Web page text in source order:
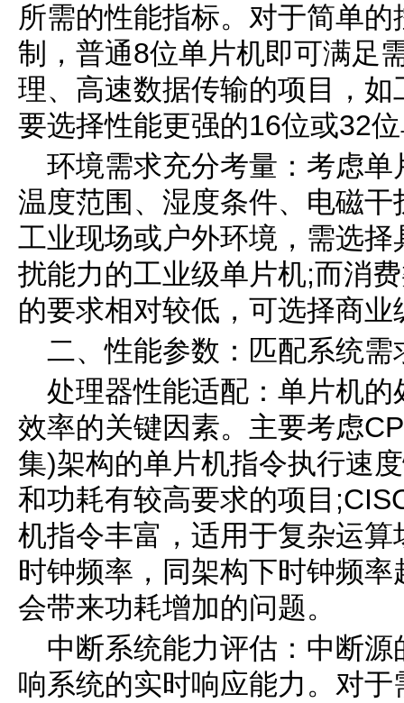
所需的性能指标。对于简单
制，普通8位单片机即可满足
理、高速数据传输的项目，
要选择性能更强的16位或32
环境需求充分考量：考虑
温度范围、湿度条件、电磁
工业现场或户外环境，需选
扰能力的工业级单片机;而消
的要求相对较低，可选择商
二、性能参数：匹配系统需
处理器性能适配：单片机
效率的关键因素。主要考虑
集)架构的单片机指令执行速
和功耗有较高要求的项目
机指令丰富，适用于复杂运
时钟频率，同架构下时钟频
会带来功耗增加的问题。
中断系统能力评估：中断
响系统的实时响应能力。对